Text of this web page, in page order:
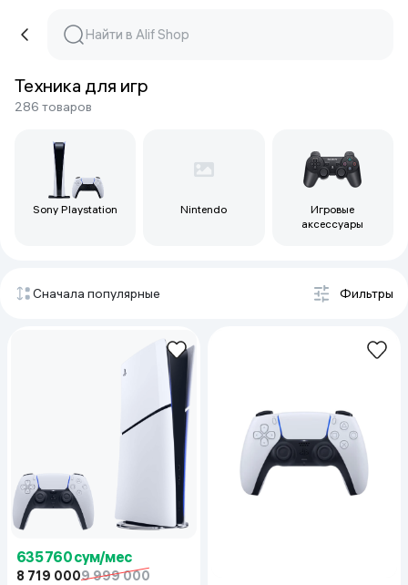
Техника для игр
286 товаров
Sony Playstation Nintendo
Игровые
аксессуары
Сначала популярные Фильтры
635 760 сум/мес
8 719 0009 999 000